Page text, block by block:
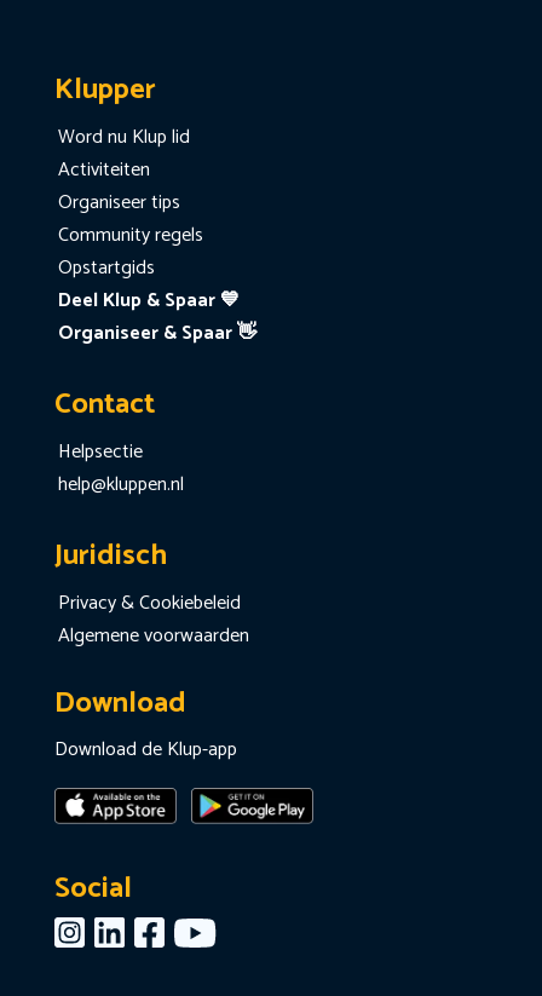
Klupper
Word nu Klup lid
Activiteiten
Organiseer tips
Community regels
Opstartgids
Deel Klup & Spaar 💙
Organiseer & Spaar 👋
Contact
Helpsectie
help@kluppen.nl
Juridisch
Privacy & Cookiebeleid
Algemene voorwaarden
Download
Download de Klup-app
Social